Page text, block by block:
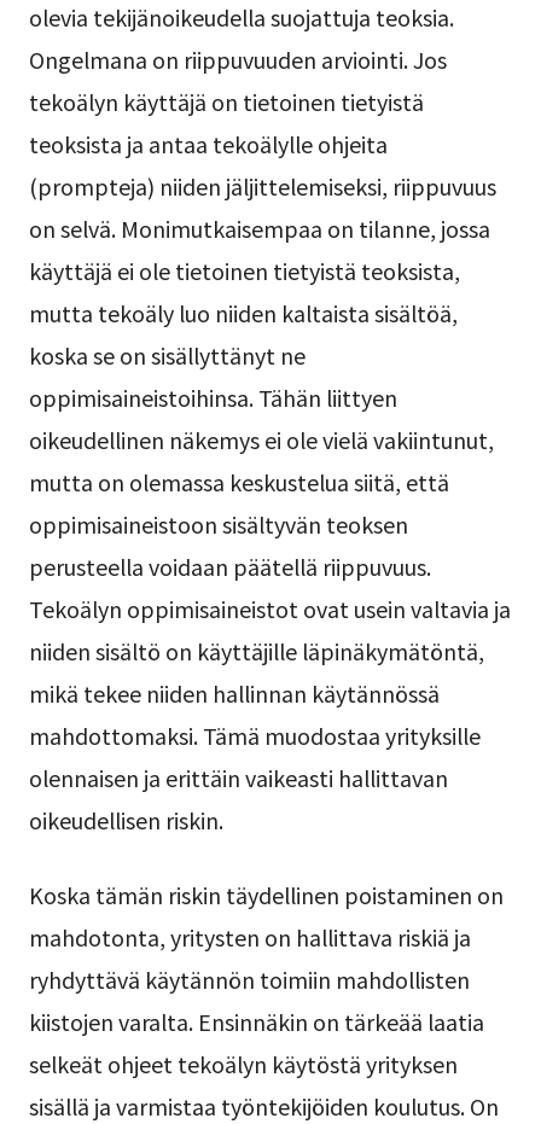
olevia tekijänoikeudella suojattuja teoksia.
Ongelmana on riippuvuuden arviointi. Jos
tekoälyn käyttäjä on tietoinen tietyistä
teoksista ja antaa tekoälylle ohjeita
(prompteja) niiden jäljittelemiseksi, riippuvuus
on selvä. Monimutkaisempaa on tilanne, jossa
käyttäjä ei ole tietoinen tietyistä teoksista,
mutta tekoäly luo niiden kaltaista sisältöä,
koska se on sisällyttänyt ne
oppimisaineistoihinsa. Tähän liittyen
oikeudellinen näkemys ei ole vielä vakiintunut,
mutta on olemassa keskustelua siitä, että
oppimisaineistoon sisältyvän teoksen
perusteella voidaan päätellä riippuvuus.
Tekoälyn oppimisaineistot ovat usein valtavia ja
niiden sisältö on käyttäjille läpinäkymätöntä,
mikä tekee niiden hallinnan käytännössä
mahdottomaksi. Tämä muodostaa yrityksille
olennaisen ja erittäin vaikeasti hallittavan
oikeudellisen riskin.
Koska tämän riskin täydellinen poistaminen on
mahdotonta, yritysten on hallittava riskiä ja
ryhdyttävä käytännön toimiin mahdollisten
kiistojen varalta. Ensinnäkin on tärkeää laatia
selkeät ohjeet tekoälyn käytöstä yrityksen
sisällä ja varmistaa työntekijöiden koulutus. On